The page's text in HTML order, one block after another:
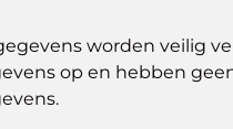
worden veilig
op en hebben